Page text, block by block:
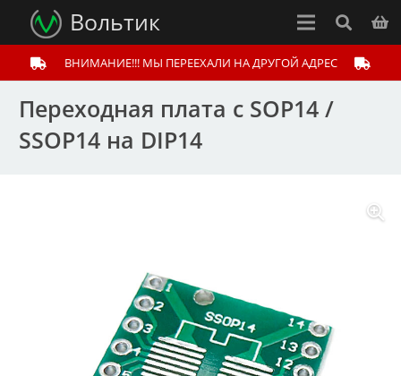
Вольтик
ВНИМАНИЕ!!! МЫ ПЕРЕЕХАЛИ НА ДРУГОЙ АДРЕС
Переходная плата с SOP14 /
SSOP14 на DIP14